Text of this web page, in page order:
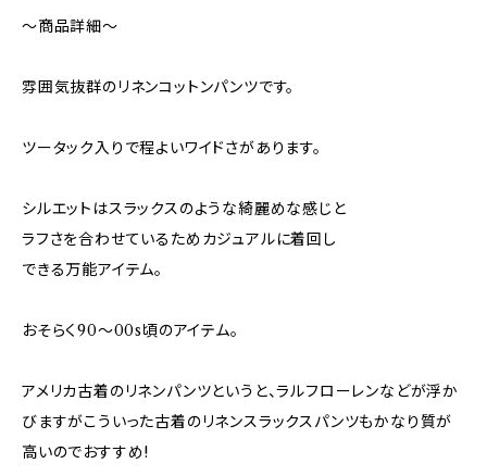
～商品詳細～
雰囲気抜群のリネンコットンパンツです。
ツータック入りで程よいワイドさがあります。
シルエットはスラックスのような綺麗めな感じと
ラフさを合わせているためカジュアルに着回し
できる万能アイテム。
おそらく90～00s頃のアイテム。
アメリカ古着のリネンパンツというと、ラルフローレンなどが浮か
びますがこういった古着のリネンスラックスパンツもかなり質が
高いのでおすすめ!